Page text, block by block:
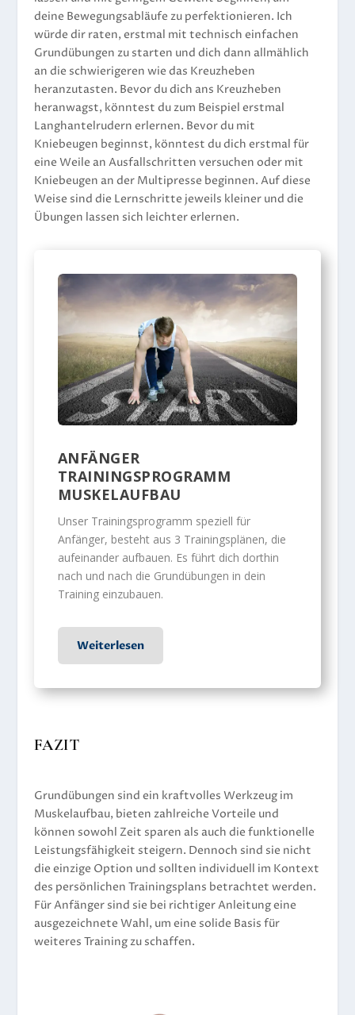
deine Bewegungsabläufe zu perfektionieren. Ich
würde dir raten, erstmal mit technisch einfachen
Grundübungen zu starten und dich dann allmählich
an die schwierigeren wie das Kreuzheben
heranzutasten. Bevor du dich ans Kreuzheben
heranwagst, könntest du zum Beispiel erstmal
Langhantelrudern erlernen. Bevor du mit
Kniebeugen beginnst, könntest du dich erstmal für
eine Weile an Ausfallschritten versuchen oder mit
Kniebeugen an der Multipresse beginnen. Auf diese
Weise sind die Lernschritte jeweils kleiner und die
Übungen lassen sich leichter erlernen.
ANFÄNGER
TRAININGSPROGRAMM
MUSKELAUFBAU
Unser Trainingsprogramm speziell für
Anfänger, besteht aus 3 Trainingsplänen, die
aufeinander aufbauen. Es führt dich dorthin
nach und nach die Grundübungen in dein
Training einzubauen.
Weiterlesen
FAZIT
Grundübungen sind ein kraftvolles Werkzeug im
Muskelaufbau, bieten zahlreiche Vorteile und
können sowohl Zeit sparen als auch die funktionelle
Leistungsfähigkeit steigern. Dennoch sind sie nicht
die einzige Option und sollten individuell im Kontext
des persönlichen Trainingsplans betrachtet werden.
Für Anfänger sind sie bei richtiger Anleitung eine
ausgezeichnete Wahl, um eine solide Basis für
weiteres Training zu schaffen.